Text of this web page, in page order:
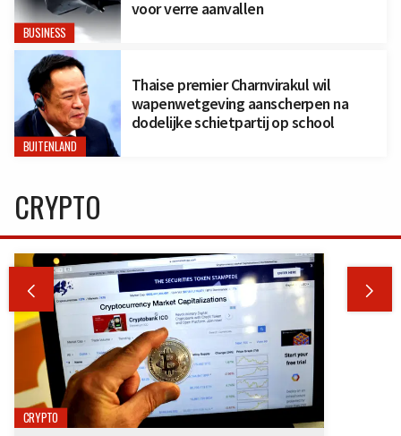
BUSINESS
voor verre aanvallen
BUITENLAND
Thaise premier Charnvirakul wil
wapenwetgeving aanscherpen na
dodelijke schietpartij op school
CRYPTO
 
CRYPTO